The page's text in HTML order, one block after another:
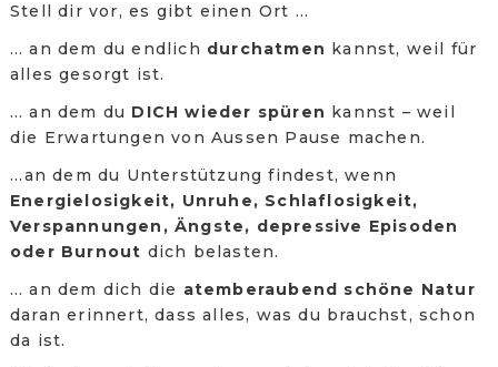
Stell dir vor, es gibt einen Ort …
… an dem du endlich durchatmen kannst, weil für
alles gesorgt ist.
… an dem du DICH wieder spüren kannst – weil
die Erwartungen von Aussen Pause machen.
...an dem du Unterstützung findest, wenn
Energielosigkeit, Unruhe, Schlaflosigkeit,
Verspannungen, Ängste, depressive Episoden
oder Burnout dich belasten.
… an dem dich die atemberaubend schöne Natu r
daran erinnert, dass alles, was du brauchst, schon
da ist.